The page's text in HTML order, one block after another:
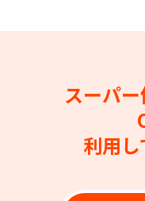
スーパ
利用